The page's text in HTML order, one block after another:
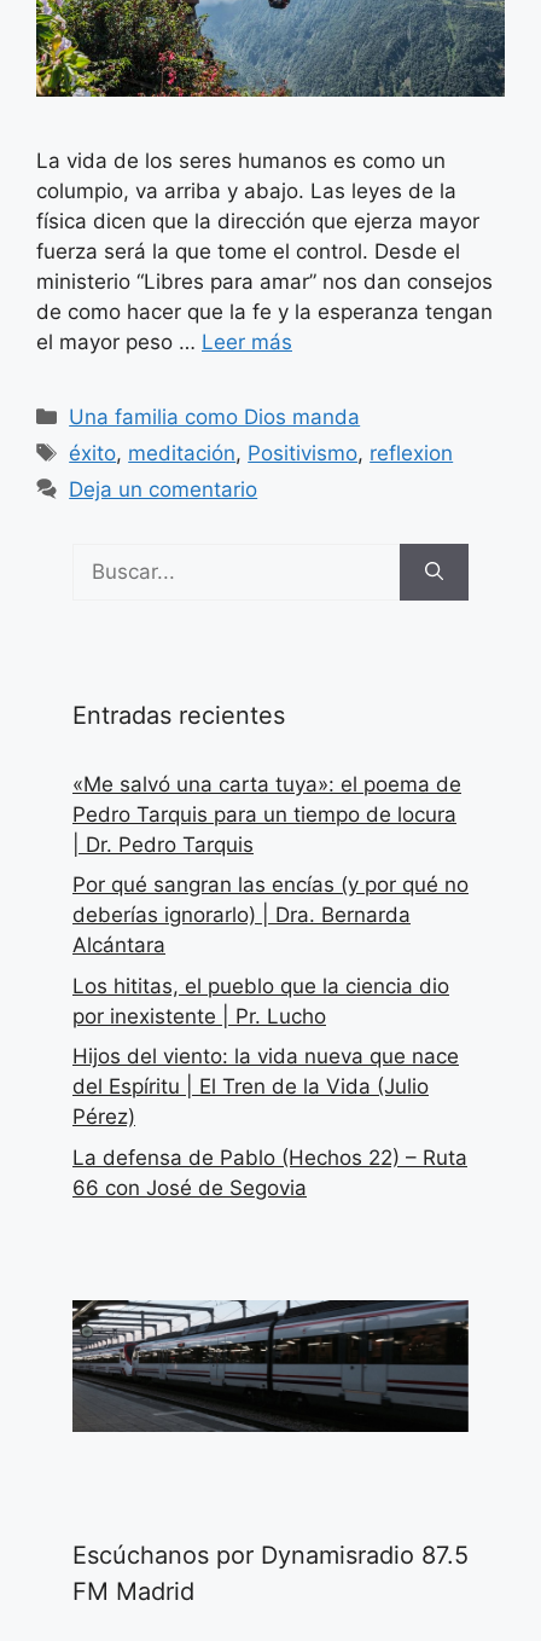
La vida de los seres humanos es como un
columpio, va arriba y abajo. Las leyes de la
física dicen que la dirección que ejerza mayor
fuerza será la que tome el control. Desde el
ministerio “Libres para amar” nos dan consejos
de como hacer que la fe y la esperanza tengan
el mayor peso … Leer más
Categorías
Una familia como Dios manda
Etiquetas
éxito, meditación, Positivismo, reflexion
Deja un comentario
Entradas recientes
«Me salvó una carta tuya»: el poema de
Pedro Tarquis para un tiempo de locura
| Dr. Pedro Tarquis
Por qué sangran las encías (y por qué no
deberías ignorarlo) | Dra. Bernarda
Alcántara
Los hititas, el pueblo que la ciencia dio
por inexistente | Pr. Lucho
Hijos del viento: la vida nueva que nace
del Espíritu | El Tren de la Vida (Julio
Pérez)
La defensa de Pablo (Hechos 22) – Ruta
66 con José de Segovia
Escúchanos por Dynamisradio 87.5
FM Madrid